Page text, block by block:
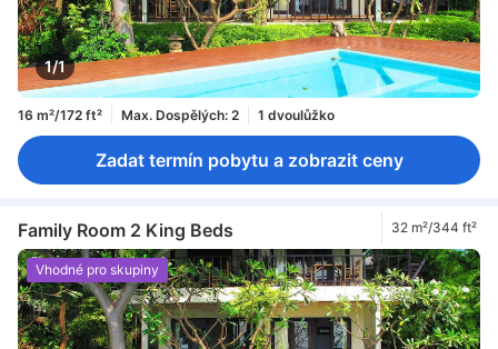
1/1
16 m²/172 ft² Max. Dospělých: 2 1 dvoulůžko
Zadat termín pobytu a zobrazit ceny
Family Room 2 King Beds 32 m²/344 ft²
Vhodné pro skupiny